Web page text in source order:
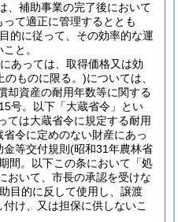
、補助事業の完了後において
て適正に管理するととも
的に従って、その効率的な運
と。
あっては、取得価格又は効
のものに限る。)については、
却資産の耐用年数等に関する
号。以下「大蔵省令」とい
ては大蔵省令に規定する耐用
令に定めのない財産にあっ
等交付規則 (昭和31年農林省
間。以下この条において「処
おいて、市長の承認を受けな
目的に反して使用し、譲渡
け、又は担保に供しないこ